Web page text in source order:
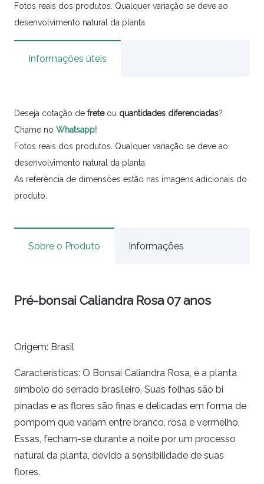
Fotos reais dos produtos. Qualquer variação se deve ao
desenvolvimento natural da planta.
Informações úteis
Deseja cotação de freteou quantidades diferenciadas?
Chame no Whatsapp!
Fotos reais dos produtos. Qualquer variação se deve ao
desenvolvimento natural da planta.
As referência de dimensões estão nas imagens adicionais do
produto.
Sobre o Produto Informações
Pré-bonsai Caliandra Rosa 07 anos
Origem: Brasil
Características: O Bonsai Caliandra Rosa, é a planta
símbolo do serrado brasileiro. Suas folhas são bi
pinadas e as flores são finas e delicadas em forma de
pompom que variam entre branco, rosa e vermelho.
Essas, fecham-se durante a noite por um processo
natural da planta, devido a sensibilidade de suas
flores.